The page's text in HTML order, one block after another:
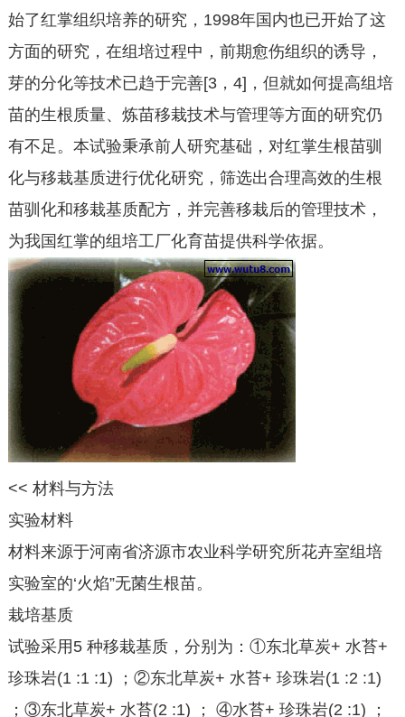
始了红掌组织培养的研究，1998年国内也已开始了这
方面的研究，在组培过程中，前期愈伤组织的诱导，
芽的分化等技术已趋于完善[3，4]，但就如何提高组培
苗的生根质量、炼苗移栽技术与管理等方面的研究仍
有不足。本试验秉承前人研究基础，对红掌生根苗驯
化与移栽基质进行优化研究，筛选出合理高效的生根
苗驯化和移栽基质配方，并完善移栽后的管理技术，
为我国红掌的组培工厂化育苗提供科学依据。
<< 材料与方法
实验材料
材料来源于河南省济源市农业科学研究所花卉室组培
实验室的‘火焰”无菌生根苗。
栽培基质
试验采用5 种移栽基质，分别为：①东北草炭+ 水苔+
珍珠岩(1 :1 :1) ；②东北草炭+ 水苔+ 珍珠岩(1 :2 :1)
；③东北草炭+ 水苔(2 :1) ； ④水苔+ 珍珠岩(2 :1) ；